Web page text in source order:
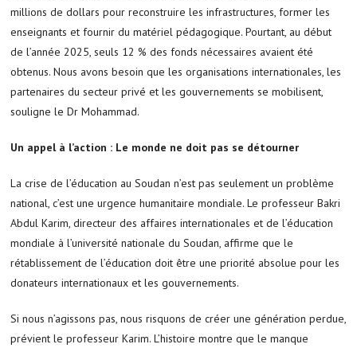
millions de dollars pour reconstruire les infrastructures, former les
enseignants et fournir du matériel pédagogique. Pourtant, au début
de l’année 2025, seuls 12 % des fonds nécessaires avaient été
obtenus. Nous avons besoin que les organisations internationales, les
partenaires du secteur privé et les gouvernements se mobilisent,
souligne le Dr Mohammad.
Un appel à l’action : Le monde ne doit pas se détourner
La crise de l’éducation au Soudan n’est pas seulement un problème
national, c’est une urgence humanitaire mondiale. Le professeur Bakri
Abdul Karim, directeur des affaires internationales et de l’éducation
mondiale à l’université nationale du Soudan, affirme que le
rétablissement de l’éducation doit être une priorité absolue pour les
donateurs internationaux et les gouvernements.
Si nous n’agissons pas, nous risquons de créer une génération perdue,
prévient le professeur Karim. L’histoire montre que le manque